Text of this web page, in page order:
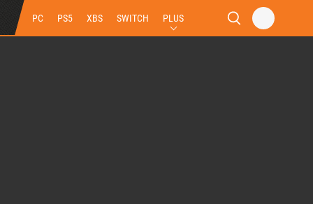
PC PS5 XBS SWITCH PLUS